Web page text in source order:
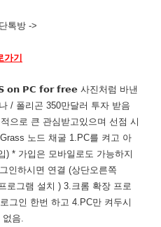
톡방 ->
가기
𝗣𝗖 𝗳𝗼𝗿 𝗳𝗿𝗲𝗲 사진처럼 바낸
/ 폴리곤 350만달러 투자 받음
으로 큰 관심받고있으며 선점 시
노드 채굴 1.PC를 켜고 아
) * 가입은 모바일로도 가능하지
인하시면 ​연결 (상단오른쪽
로그램 설치 ) 3.크롬 확장 프로
그인 한번 하고 4.PC만 켜두시
없음.